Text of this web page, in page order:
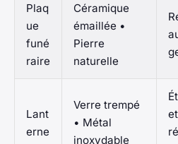
Plaq
ue
funé
raire
Céramique
émaillée •
Pierre
naturelle
Lant
erne
Verre trempé
• Métal
inoxydable
et